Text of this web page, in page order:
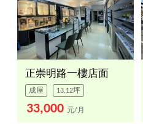
正崇明路一樓店面
成屋 13.12坪
33,000 元/月